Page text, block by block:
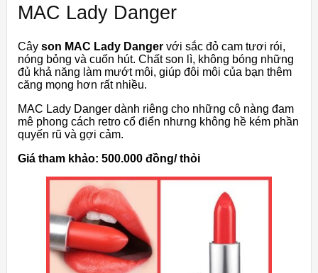
MAC Lady Danger
Cây son MAC Lady Danger với sắc đỏ cam tươi rói,
nóng bỏng và cuốn hút. Chất son lì, không bóng những
đủ khả năng làm mướt môi, giúp đôi môi của bạn thêm
căng mọng hơn rất nhiều.
MAC Lady Danger dành riêng cho những cô nàng đam
mê phong cách retro cổ điển nhưng không hề kém phần
quyến rũ và gợi cảm.
Giá tham khảo: 500.000 đồng/ thỏi